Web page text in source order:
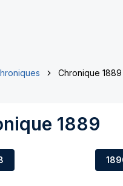
Chronique 1889
1889